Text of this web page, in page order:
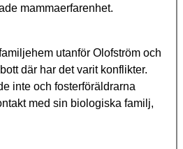
mammaerfarenhet.
utanför Olofström och
där har det varit konflikter.
inte och fosterföräldrarna
med sin biologiska familj,